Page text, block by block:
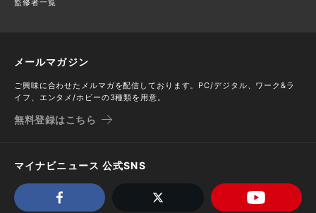
監修者一覧
メールマガジン
ご興味に合わせたメルマガを配信しております。PC/デジタル、ワーク&ラ
イフ、エンタメ/ホビーの3種類を用意。
無料登録はこちら
マイナビニュース 公式SNS